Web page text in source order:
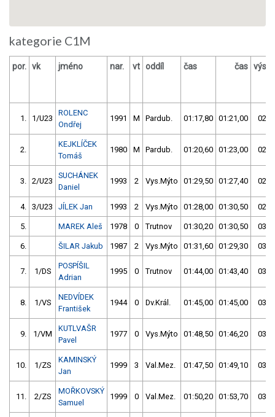
kategorie C1M
por. vk jméno nar. vt oddíl čas čas
1. 1/U23
ROLENC
Ondřej
1991 M Pardub. 01:17,80 01:21,00
2.
KEJKLÍČEK
Tomáš
1980 M Pardub. 01:20,60 01:23,00
3. 2/U23
SUCHÁNEK
Daniel
1993 2 Vys.Mýto 01:29,50 01:27,40
4. 3/U23 JÍLEK Jan 1993 2 Vys.Mýto 01:28,00 01:30,50
5. MAREK Aleš 1978 0 Trutnov 01:30,20 01:30,50
6. ŠILAR Jakub 1987 2 Vys.Mýto 01:31,60 01:29,30
7. 1/DS
POSPÍŠIL
Adrian
1995 0 Trutnov 01:44,00 01:43,40
8. 1/VS
NEDVÍDEK
František
1944 0 Dv.Král. 01:45,00 01:45,00
9. 1/VM
KUTLVAŠR
Pavel
1977 0 Vys.Mýto 01:48,50 01:46,20
10. 1/ZS
KAMINSKÝ
Jan
1999 3 Val.Mez. 01:47,50 01:49,10
11. 2/ZS
MOŘKOVSKÝ
Samuel
1999 0 Val.Mez. 01:50,20 01:53,70